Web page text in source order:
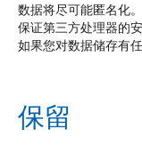
数据将尽可能匿名化
保证第三方处理器的
如果您对数据储存有
保留